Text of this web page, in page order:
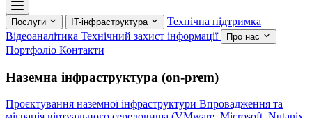
Послуги IT-інфраструктура
Технічна підтримка
Відеоаналітика Технічний захист інформації Про нас
Портфоліо Контакти
Наземна інфраструктура (on-prem)
Проєктування наземної інфраструктури Впровадження та